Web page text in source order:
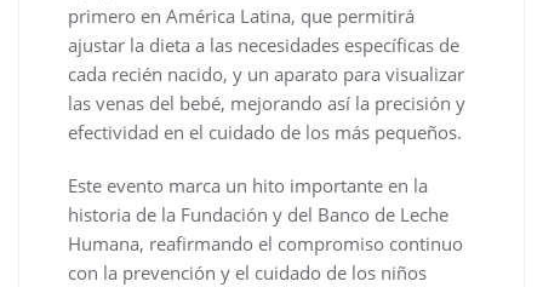
primero en América Latina, que permitirá
ajustar la dieta a las necesidades específicas de
cada recién nacido, y un aparato para visualizar
las venas del bebé, mejorando así la precisión y
efectividad en el cuidado de los más pequeños.
Este evento marca un hito importante en la
historia de la Fundación y del Banco de Leche
Humana, reafirmando el compromiso continuo
con la prevención y el cuidado de los niños